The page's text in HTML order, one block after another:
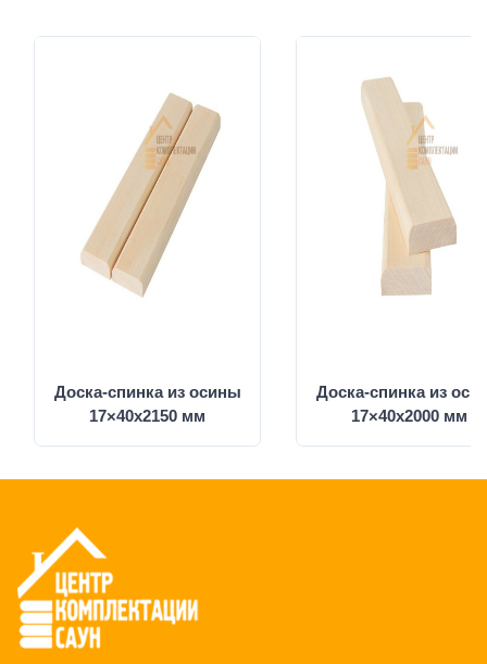
Доска-спинка из осины
17×40x2150 мм
Доска-спинка из
17×40x2000 мм